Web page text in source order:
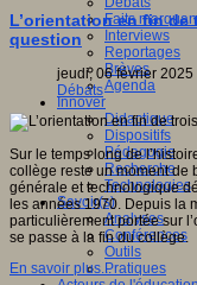
Faits
Interviews
Reportages
Brèves
Agenda
Innover
Didactique
Dispositifs
Pédagogie
Recherche
Technologies
Savoir(s)
Analyses
Conférences
Outils
Pratiques
L’orientation en fin
question
jeudi, 06 février 2025
Débats
Sur le temps long de
collège reste un moment de
générale et technologique
les années 1970. Depuis la
particulièrement portée sur
se passe à la fin du collège.
En savoir plus...